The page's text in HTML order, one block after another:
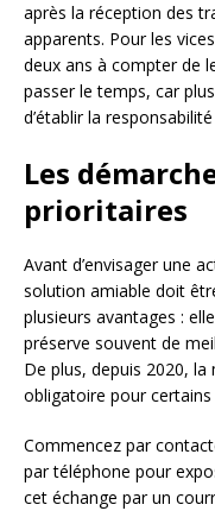
après la réception des
apparents. Pour les
deux ans à compter de
passer le temps, car
d’établir la responsabilité
Les
prioritaires
Avant d’envisager une
solution amiable doit
plusieurs avantages :
préserve souvent de
De plus, depuis 2020,
obligatoire pour
Commencez par
par téléphone pour
cet échange par un